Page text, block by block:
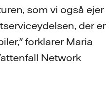
som vi også ejer
der er
forklarer Maria
Network